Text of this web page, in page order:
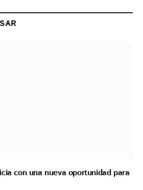
con una nueva oportunidad para